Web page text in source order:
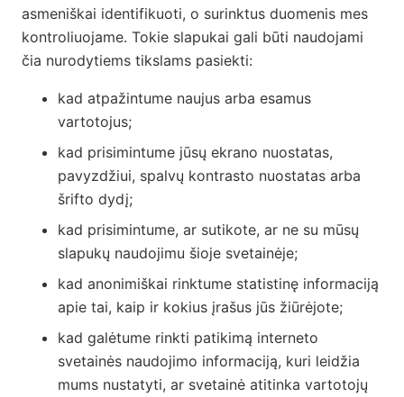
asmeniškai identifikuoti, o surinktus duomenis mes
kontroliuojame. Tokie slapukai gali būti naudojami
čia nurodytiems tikslams pasiekti:
kad atpažintume naujus arba esamus
vartotojus;
kad prisimintume jūsų ekrano nuostatas,
pavyzdžiui, spalvų kontrasto nuostatas arba
šrifto dydį;
kad prisimintume, ar sutikote, ar ne su mūsų
slapukų naudojimu šioje svetainėje;
kad anonimiškai rinktume statistinę informaciją
apie tai, kaip ir kokius įrašus jūs žiūrėjote;
kad galėtume rinkti patikimą interneto
svetainės naudojimo informaciją, kuri leidžia
mums nustatyti, ar svetainė atitinka vartotojų